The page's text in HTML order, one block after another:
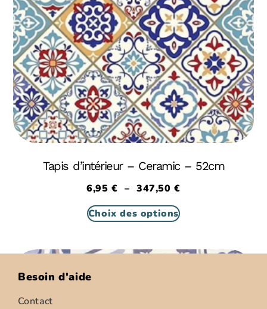
Tapis d’intérieur – Ceramic – 52cm
6,95€ – 347,50€
Choix des options
Besoin d'aide
Contact